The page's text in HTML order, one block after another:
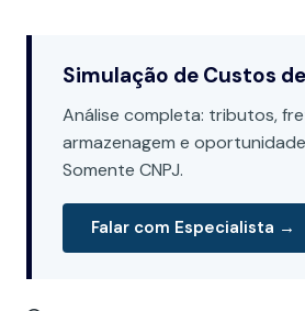
Simulação de Custos
Análise completa: tributos,
armazenagem e
Somente CNPJ.
Falar com Especialista →